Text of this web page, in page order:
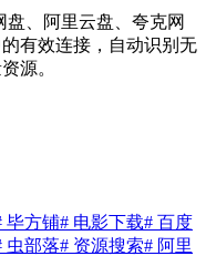
、阿里云盘、夸克网
有效连接，自动识别无
源。
毕方铺# 电影下载# 百度
虫部落# 资源搜索# 阿里